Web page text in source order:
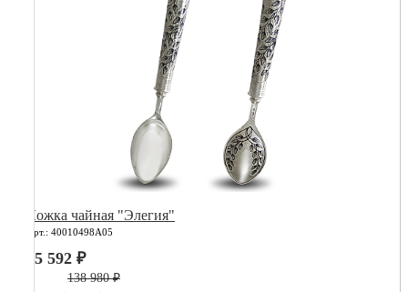
Ложка чайная "Элегия"
Арт.: 40010498А05
55 592 ₽
138 980 ₽